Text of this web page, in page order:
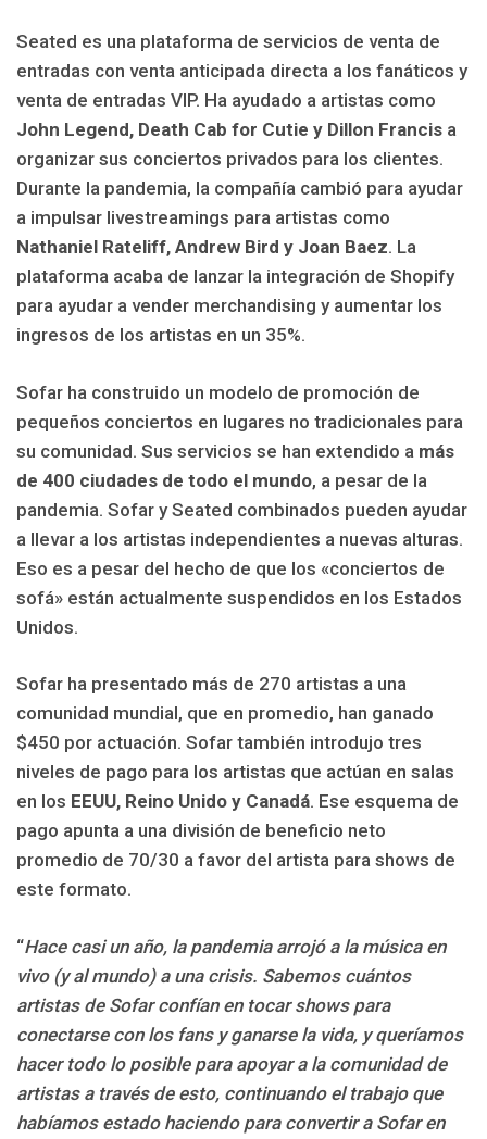
Seated es una plataforma de servicios de venta de
entradas con venta anticipada directa a los fanáticos y
venta de entradas VIP. Ha ayudado a artistas como
John Legend, Death Cab for Cutie y Dillon Francis a
organizar sus conciertos privados para los clientes.
Durante la pandemia, la compañía cambió para ayudar
a impulsar livestreamings para artistas como
Nathaniel Rateliff, Andrew Bird y Joan Baez. La
plataforma acaba de lanzar la integración de Shopify
para ayudar a vender merchandising y aumentar los
ingresos de los artistas en un 35%.
Sofar ha construido un modelo de promoción de
pequeños conciertos en lugares no tradicionales para
su comunidad. Sus servicios se han extendido a más
de 400 ciudades de todo el mundo, a pesar de la
pandemia. Sofar y Seated combinados pueden ayudar
a llevar a los artistas independientes a nuevas alturas.
Eso es a pesar del hecho de que los «conciertos de
sofá» están actualmente suspendidos en los Estados
Unidos.
Sofar ha presentado más de 270 artistas a una
comunidad mundial, que en promedio, han ganado
$450 por actuación. Sofar también introdujo tres
niveles de pago para los artistas que actúan en salas
en los EEUU, Reino Unido y Canadá. Ese esquema de
pago apunta a una división de beneficio neto
promedio de 70/30 a favor del artista para shows de
este formato.
“Hace casi un año, la pandemia arrojó a la música en
vivo (y al mundo) a una crisis. Sabemos cuántos
artistas de Sofar confían en tocar shows para
conectarse con los fans y ganarse la vida, y queríamos
hacer todo lo posible para apoyar a la comunidad de
artistas a través de esto, continuando el trabajo que
habíamos estado haciendo para convertir a Sofar en